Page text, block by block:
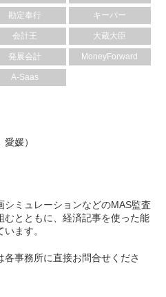
勘定奉行 キーパー
会計王 大蔵大臣
発展会計 MoneyForward
A-Saas
媛）
シミュレーションなどのMAS監査
むとともに、経済記事を使った能
ます。
事務所に直接お問合せくださ